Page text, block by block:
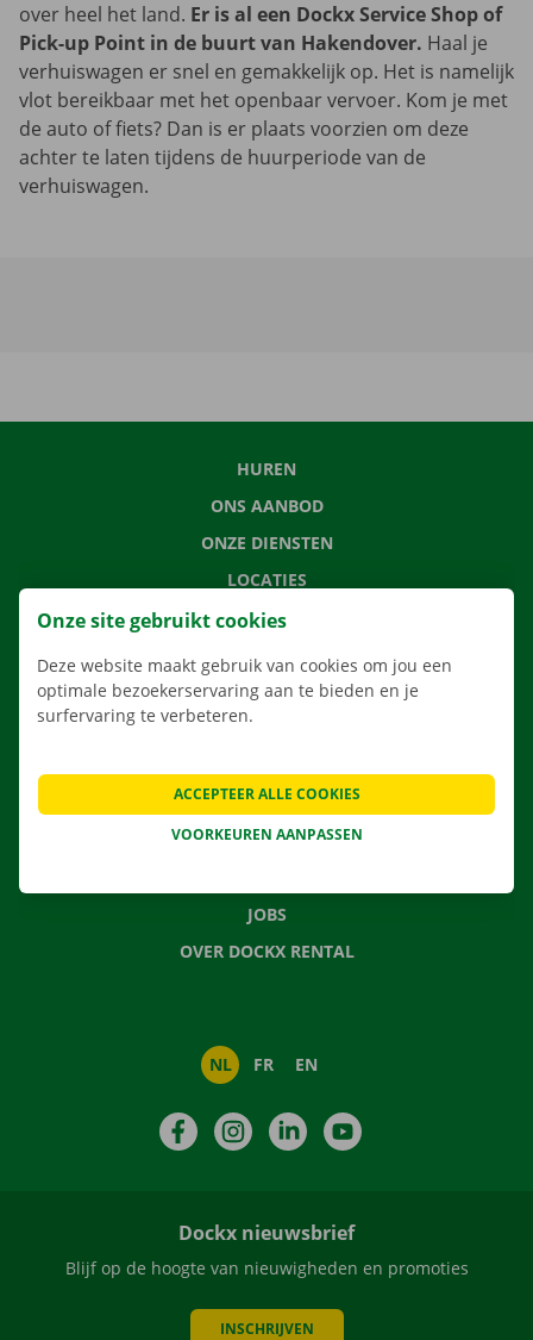
over heel het land. Er is al een Dockx Service Shop of
Pick-up Point in de buurt van Hakendover. Haal je
verhuiswagen er snel en gemakkelijk op. Het is namelijk
vlot bereikbaar met het openbaar vervoer. Kom je met
de auto of fiets? Dan is er plaats voorzien om deze
achter te laten tijdens de huurperiode van de
verhuiswagen.
HUREN
ONS AANBOD
ONZE DIENSTEN
LOCATIES
APP
VERHUISOPLOSSINGEN
VEELGESTELDE VRAGEN
NIEUWS
JOBS
OVER DOCKX RENTAL
NL FR EN
FacebookInstagramLinkedIn
Dockx nieuwsbrief
Blijf op de hoogte van nieuwigheden en promoties
INSCHRIJVEN
Onze site gebruikt cookies
Deze website maakt gebruik van cookies om jou een
optimale bezoekerservaring aan te bieden en je
surfervaring te verbeteren.
VOORKEUREN AANPASSEN
ACCEPTEER ALLE COOKIES